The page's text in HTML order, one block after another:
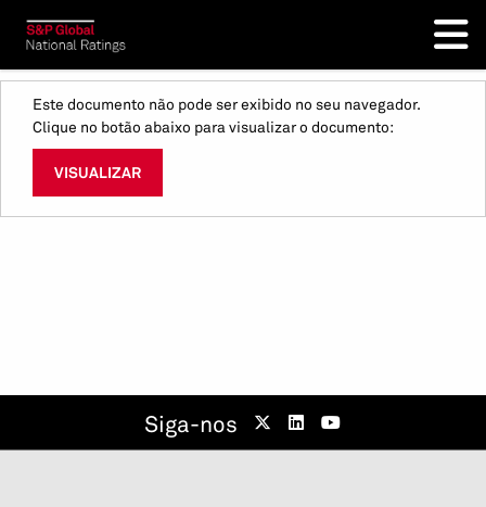
Este documento não pode ser exibido no seu navegador.
Clique no botão abaixo para visualizar o documento:
VISUALIZAR
Siga-nos